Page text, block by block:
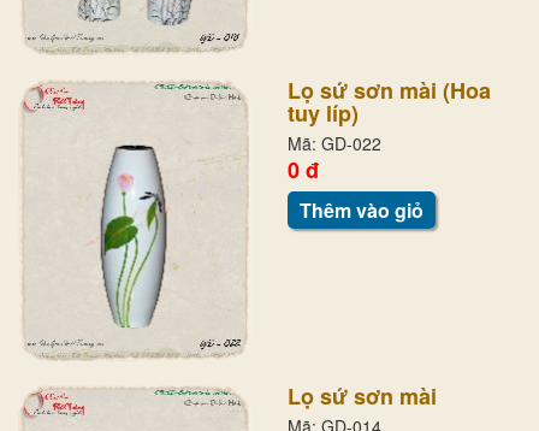
Lọ sứ sơn mài (Hoa
tuy líp)
Mã: GD-022
0 đ
Thêm vào giỏ
Lọ sứ sơn mài
Mã: GD-014